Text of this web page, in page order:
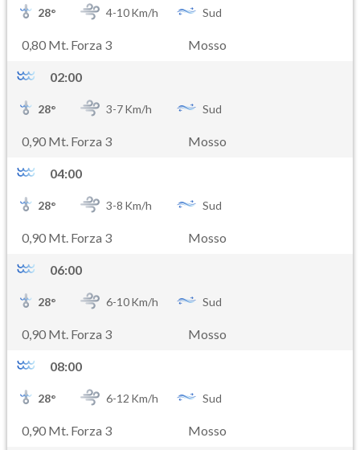
28° 4-10Km/h Sud
0,80 Mt. Forza 3 Mosso
02:00
28° 3-7Km/h Sud
0,90 Mt. Forza 3 Mosso
04:00
28° 3-8 Km/h Sud
0,90 Mt. Forza 3 Mosso
06:00
28° 6-10Km/h Sud
0,90 Mt. Forza 3 Mosso
08:00
28° 6-12 Km/h Sud
0,90 Mt. Forza 3 Mosso